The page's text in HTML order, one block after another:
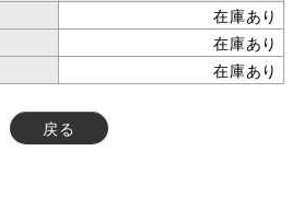
在庫あり
在庫あり
在庫あり
戻る